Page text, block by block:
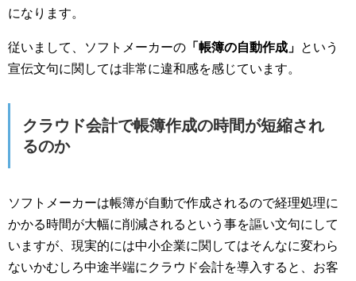
になります。
従いまして、ソフトメーカーの 「帳簿の自動作成」 という
宣伝文句に関しては非常に違和感を感じています。
クラウド会計で帳簿作成の時間が短縮され
るのか
ソフトメーカーは帳簿が自動で作成されるので経理処理に
かかる時間が大幅に削減されるという事を謳い文句にして
いますが、現実的には中小企業に関してはそんなに変わら
ないかむしろ中途半端にクラウド会計を導入すると、お客